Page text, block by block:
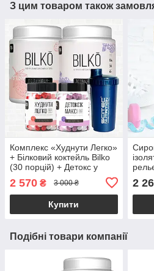
З цим товаром також
Комплекс «Худнути Легко»
+ Білковий коктейль Bilko
(30 порцій) + Детокс у
2 570 ₴ 3 000 ₴
Купити
2
Подібні товари компанії